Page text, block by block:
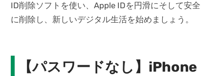
ID削除ソフトを使い、Apple IDを円滑にそして安全
に削除し、新しいデジタル生活を始めましょう。
【パスワードなし】iPhone